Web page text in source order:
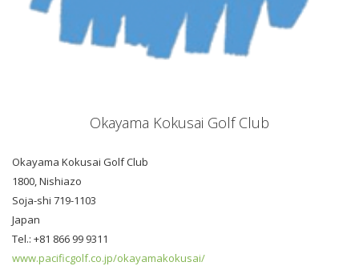
Okayama Kokusai Golf Club
Okayama Kokusai Golf Club
1800, Nishiazo
Soja-shi 719-1103
Japan
Tel.: +81 866 99 9311
www.pacificgolf.co.jp/okayamakokusai/